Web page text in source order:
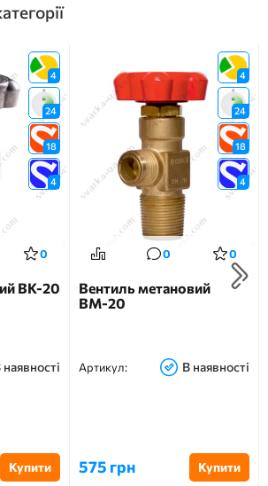
4
24
18
4
0
ВК-20
наявності
Купити
4
24
18
4
0 0
Вентиль метановий
ВМ-20
Артикул: В наявності
575 грн Купити